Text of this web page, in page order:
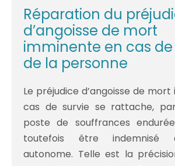
consolidation
chez
l’enfant
Réparation du
d’angoisse de mort
imminente en cas de
de la personne
Le préjudice d’angoisse de
cas de survie se rattache,
poste de souffrances
toutefois être indemnisé
autonome. Telle est la